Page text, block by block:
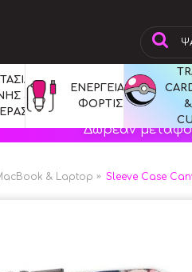
&
ΕΝΕΡΓΕΙΑ &
ΦΟΡΤΙΣΗ
Δωρεάν
& Laptop Sleeve Case